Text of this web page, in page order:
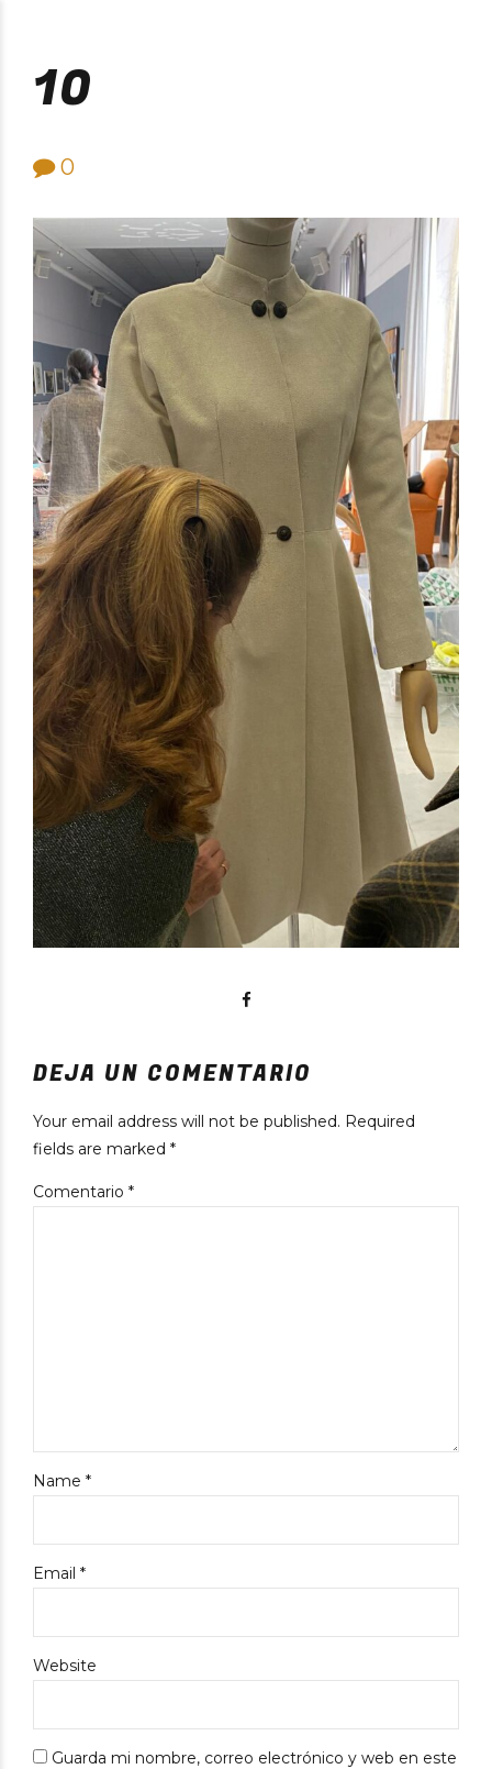
10
0
DEJA UN COMENTARIO
Your email address will not be published. Required
fields are marked *
Comentario *
Name *
Email *
Website
Guarda mi nombre, correo electrónico y web en este